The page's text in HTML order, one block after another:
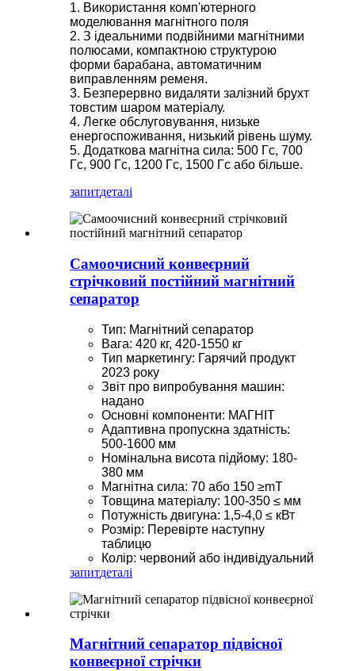
1. Використання комп'ютерного
моделювання магнітного поля
2. З ідеальними подвійними магнітними
полюсами, компактною структурою
форми барабана, автоматичним
виправленням ременя.
3. Безперервно видаляти залізний брухт
товстим шаром матеріалу.
4. Легке обслуговування, низьке
енергоспоживання, низький рівень шуму.
5. Додаткова магнітна сила: 500 Гс, 700
Гс, 900 Гс, 1200 Гс, 1500 Гс або більше.
запитдеталі
Самоочисний конвеєрний
стрічковий постійний магнітний
сепаратор
Тип: Магнітний сепаратор
Вага: 420 кг, 420-1550 кг
Тип маркетингу: Гарячий продукт
2023 року
Звіт про випробування машин:
надано
Основні компоненти: МАГНІТ
Адаптивна пропускна здатність:
500-1600 мм
Номінальна висота підйому: 180-
380 мм
Магнітна сила: 70 або 150 ≥mT
Товщина матеріалу: 100-350 ≤ мм
Потужність двигуна: 1,5-4,0 ≤ кВт
Розмір: Перевірте наступну
таблицю
Колір: червоний або індивідуальний
запитдеталі
Магнітний сепаратор підвісної
конвеєрної стрічки